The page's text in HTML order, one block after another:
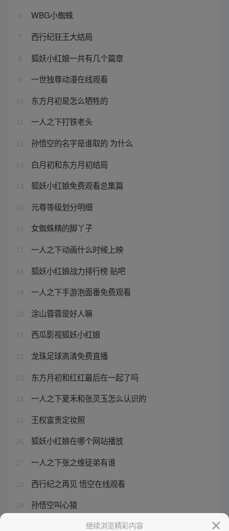
6 WBG小蜘蛛
7 西行纪狂王大结局
8 狐妖小红娘一共有几个篇章
9 一世独尊动漫在线观看
10 东方月初是怎么牺牲的
一人之下打铁老头
12 孙悟空的名字是谁取的 为什么
13 白月初和东方月初结局
14 狐妖小红娘免费观看总集篇
15 元尊等级划分明细
16 女蜘蛛精的脚丫子
17 一人之下动画什么时候上映
18 狐妖小红娘战力排行榜 贴吧
19 一人之下手游泡面番免费观看
20 涂山蓉蓉是好人嘛
21 西瓜影视狐妖小红娘
22 龙珠足球高清免费直播
23 东方月初和红红最后在一起了吗
24 一人之下夏禾和张灵玉怎么认识的
25 王权富贵定妆照
26 狐妖小红娘在哪个网站播放
27 一人之下张之维徒弟有谁
28 西行纪之再见 悟空在线观看
29 孙悟空叫心猿
王权富贵清瞳的续缘同人文
继续浏览精彩内容